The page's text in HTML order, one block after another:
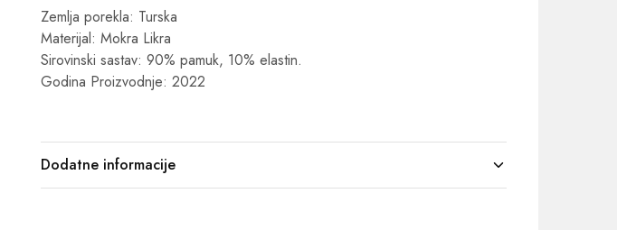
Zemlja porekla: Turska
Materijal: Mokra Likra
Sirovinski sastav: 90% pamuk, 10% elastin.
Godina Proizvodnje: 2022
Dodatne informacije